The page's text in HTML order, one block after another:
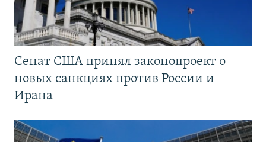
Сенат США принял законопроект о
новых санкциях против России и
Ирана